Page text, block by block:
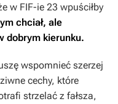
w FIF-ie 23 wpuściłby
chciał, ale
dobrym kierunku.
wspomnieć szerzej
cechy, które
strzelać z fałsza,